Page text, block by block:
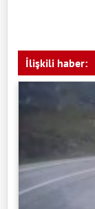
İlişkili haber: